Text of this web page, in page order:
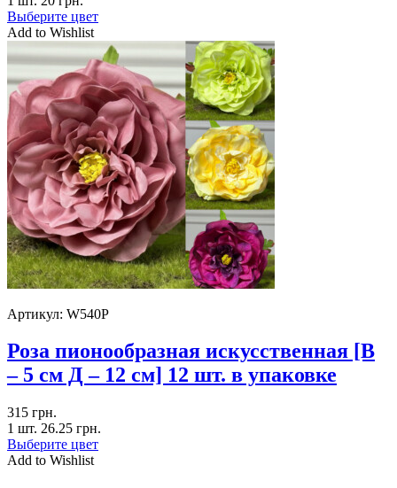
Выберите цвет
Add to Wishlist
Артикул: W540P
Роза пионообразная искусственная [В
– 5 см Д – 12 см] 12 шт. в упаковке
315 грн.
1 шт. 26.25 грн.
Выберите цвет
Add to Wishlist